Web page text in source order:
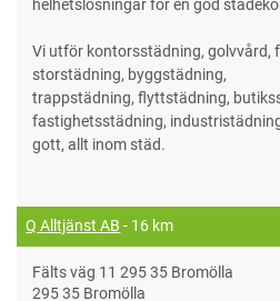
helhetslösningar för en god
Vi utför kontorsstädning, golvvård,
storstädning, byggstädning,
trappstädning, flyttstädning,
fastighetsstädning,
gott, allt inom städ.
Q Alltjänst AB - 16 km
Fälts väg 11 295 35 Bromölla
295 35 Bromölla